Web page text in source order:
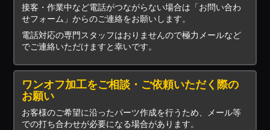
接客・作業中など電話がつながらない場合は「お問い合わ
せフォーム」からのご連絡をお願いします。
電話対応の専門スタッフはおりませんので極力メールなど
でご連絡いただけますと幸いです。
ワンオフ加工をご相談・ご依頼いただく際の
お願い
お客様のご希望に沿ったパーツ作成を行うため、メール等
での打ち合わせが必要になる場合があります。